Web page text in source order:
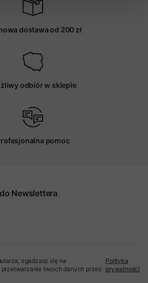
dostawa od 200 zł
odbiór w sklepie
pomoc
Newslettera
zgadzasz się na
twoich danych przez
Polityka
prywatności